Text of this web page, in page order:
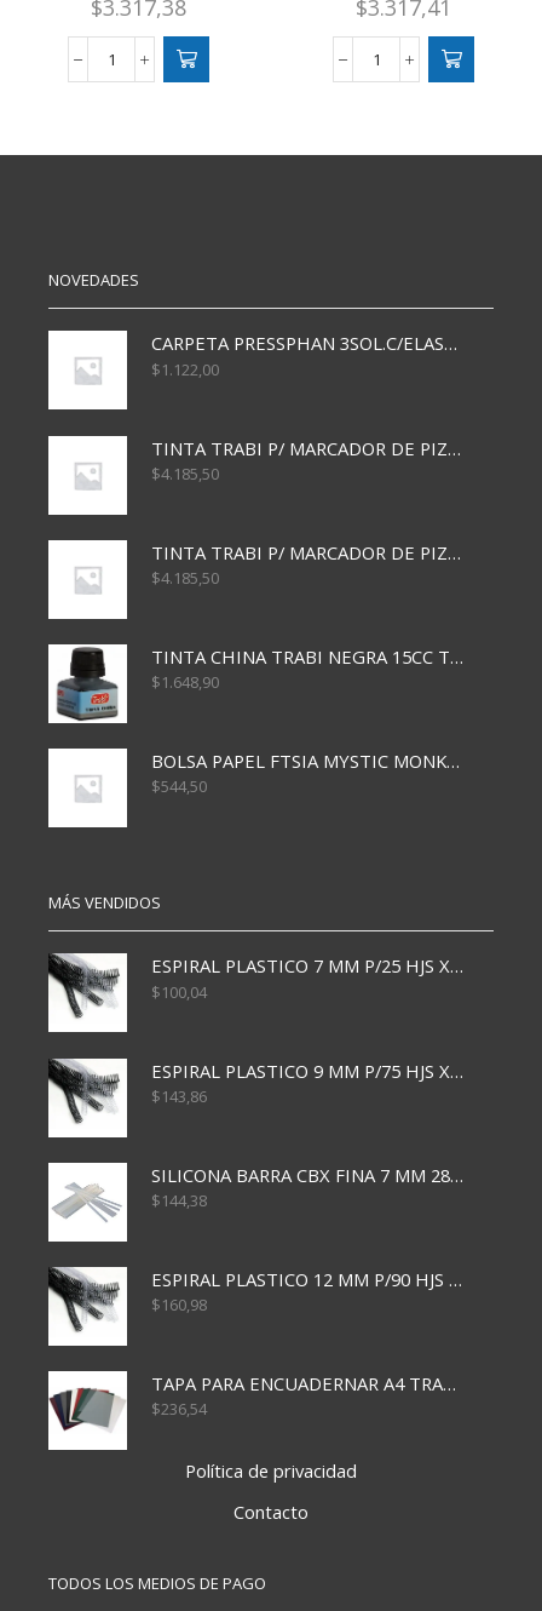
$3.317,38
MAPA
FIS/POL
$3.317,41
MAPA
POLITICO
NOVEDADES
CARPETA PRESSPHAN 3SOL.C/ELAST MARRON A4 P01A
$1.122,00
TINTA TRABI P/ MARCADOR DE PIZARRA x30ml AZUL
$4.185,50
TINTA TRABI P/ MARCADOR DE PIZARRA x30ml ROJO
$4.185,50
TINTA CHINA TRABI NEGRA 15CC TR3460
$1.648,90
BOLSA PAPEL FTSIA MYSTIC MONKEY 14/08/20
$544,50
MÁS VENDIDOS
ESPIRAL PLASTICO 7 MM P/25 HJS X50x3000
$100,04
ESPIRAL PLASTICO 9 MM P/75 HJS X50X2400
$143,86
SILICONA BARRA CBX FINA 7 MM 28 CM
$144,38
ESPIRAL PLASTICO 12 MM P/90 HJS X50X1500
$160,98
TAPA PARA ENCUADERNAR A4 TRANSP x50x500
$236,54
Política de privacidad
Contacto
TODOS LOS MEDIOS DE PAGO